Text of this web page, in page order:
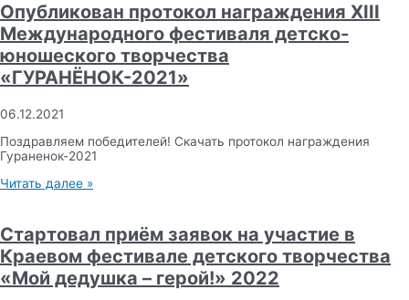
Опубликован протокол награждения XIII
Международного фестиваля детско-
юношеского творчества
«ГУРАНЁНОК-2021»
06.12.2021
Поздравляем победителей! Скачать протокол награждения
Гураненок-2021
Читать далее »
Стартовал приём заявок на участие в
Краевом фестивале детского творчества
«Мой дедушка – герой!» 2022